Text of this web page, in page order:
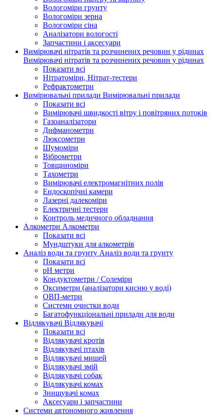
Вологоміри грунту
Вологоміри зерна
Вологоміри сіна
Аналізатори вологості
Запчастини і аксесуари
Вимірювачі нітратів та розчинених речовин у рідинах
Вимірювачі нітратів та розчинених речовин у рідинах
Показати всі
Нітратоміри, Нітрат-тестери
Рефрактометри
Вимірювальні прилади Вимірювальні прилади
Показати всі
Вимірювачі швидкості вітру і повітряних потоків
Газоаналізатори
Дифманометри
Люксометри
Шумоміри
Віброметри
Товщиноміри
Тахометри
Вимірювачі електромагнітних полів
Ендоскопічні камери
Лазерні далекоміри
Електричні тестери
Контроль медичного обладнання
Алкометри Алкометри
Показати всі
Мундштуки для алкометрів
Аналіз води та грунту Аналіз води та грунту
Показати всі
рН метри
Кондуктометри / Солеміри
Оксиметри (аналізатори кисню у воді)
ОВП-метри
Системи очистки води
Багатофункціональні прилади для води
Відлякувачі Відлякувачі
Показати всі
Відлякувачі кротів
Відлякувачі птахів
Відлякувачі мишей
Відлякувачі змій
Відлякувачі собак
Відлякувачі комах
Знищувачі комах
Аксесуари і запчастини
Системи автономного живлення